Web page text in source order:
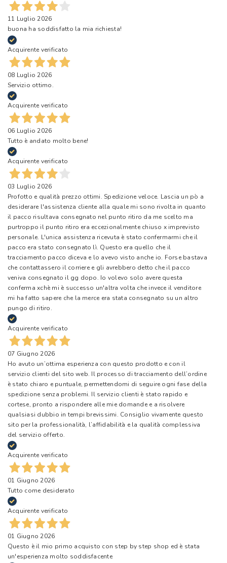
11 Luglio 2026
buona ha soddisfatto la mia richiesta!
Acquirente verificato
08 Luglio 2026
Servizio ottimo.
Acquirente verificato
06 Luglio 2026
Tutto è andato molto bene!
Acquirente verificato
03 Luglio 2026
Profotto e qualità prezzo ottimi. Spedizione veloce. Lascia un pò a
desiderare l'assistenza cliente alla quale mi sono rivolta in quanto
il pacco risultava consegnato nel punto ritiro da me scelto ma
purtroppo il punto ritiro era eccezionalmente chiuso x imprevisto
personale. L'unica assistenza ricevuta è stato confermarmi che il
pacco era stato consegnato lì. Questo era quello che il
tracciamento pacco diceva e lo avevo visto anche io. Forse bastava
che contattassero il corriere e gli avrebbero detto che il pacco
veniva consegnato il gg dopo. Io volevo solo avere questa
conferma xchè mi è successo un'altra volta che invece il venditore
mi ha fatto sapere che la merce era stata consegnato su un altro
pungo di ritiro.
Acquirente verificato
07 Giugno 2026
Ho avuto un’ottima esperienza con questo prodotto e con il
servizio clienti del sito web. Il processo di tracciamento dell’ordine
è stato chiaro e puntuale, permettendomi di seguire ogni fase della
spedizione senza problemi. Il servizio clienti è stato rapido e
cortese, pronto a rispondere alle mie domande e a risolvere
qualsiasi dubbio in tempi brevissimi. Consiglio vivamente questo
sito per la professionalità, l’affidabilità e la qualità complessiva
del servizio offerto.
Acquirente verificato
01 Giugno 2026
Tutto come desiderato
Acquirente verificato
01 Giugno 2026
Questo è il mio primo acquisto con step by step shop ed è stata
un'esperienza molto soddisfacente